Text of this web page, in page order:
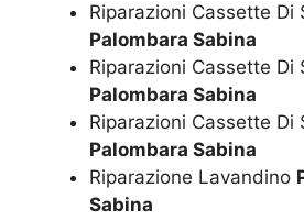
Riparazioni Cassette Di
Palombara Sabina
Riparazioni Cassette Di
Palombara Sabina
Riparazioni Cassette Di
Palombara Sabina
Riparazione Lavandino
Sabina